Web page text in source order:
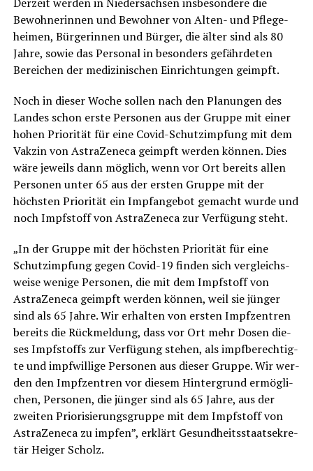
Bewoh­ne­rin­nen und Bewoh­ner von Alten- und Pfle­ge­
hei­men, Bür­ge­rin­nen und Bür­ger, die älter sind als 80
Jah­re, sowie das Per­so­nal in beson­ders gefähr­de­ten
Berei­chen der medi­zi­ni­schen Ein­rich­tun­gen geimpft.
Noch in die­ser Woche sol­len nach den Pla­nun­gen des
Lan­des schon ers­te Per­so­nen aus der Grup­pe mit einer
hohen Prio­ri­tät für eine Covid-Schutz­imp­fung mit dem
Vak­zin von Astra­Ze­ne­ca geimpft wer­den kön­nen. Dies
wäre jeweils dann mög­lich, wenn vor Ort bereits allen
Per­so­nen unter 65 aus der ers­ten Grup­pe mit der
höchs­ten Prio­ri­tät ein Impf­an­ge­bot gemacht wur­de und
noch Impf­stoff von Astra­Ze­ne­ca zur Ver­fü­gung steht.
„In der Grup­pe mit der höchs­ten Prio­ri­tät für eine
Schutz­imp­fung gegen Covid-19 fin­den sich ver­gleichs­
wei­se weni­ge Per­so­nen, die mit dem Impf­stoff von
Astra­Ze­ne­ca geimpft wer­den kön­nen, weil sie jün­ger
sind als 65 Jah­re. Wir erhal­ten von ers­ten Impf­zen­tren
bereits die Rück­mel­dung, dass vor Ort mehr Dosen die­
ses Impf­stoffs zur Ver­fü­gung ste­hen, als impf­be­rech­tig­
te und impf­wil­li­ge Per­so­nen aus die­ser Grup­pe. Wir wer­
den den Impf­zen­tren vor die­sem Hin­ter­grund ermög­li­
chen, Per­so­nen, die jün­ger sind als 65 Jah­re, aus der
zwei­ten Prio­ri­sie­rungs­grup­pe mit dem Impf­stoff von
Astra­Ze­ne­ca zu imp­fen”, erklärt Gesund­heits­staat­s­e­kre­
tär Hei­ger Scholz.